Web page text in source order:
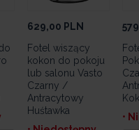
629,00 PLN
Fotel wiszący
kokon do pokoju
lub salonu Vasto
Czarny /
Antracytowy
Huśtawka
•